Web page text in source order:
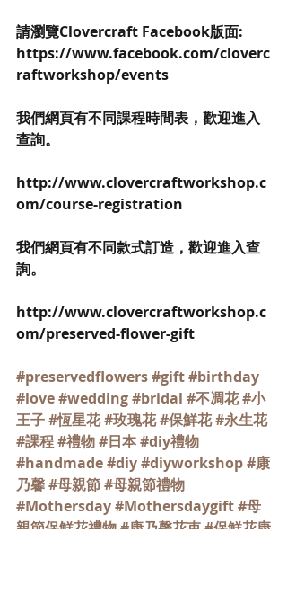
請瀏覽Clovercraft Facebook版面:
https://www.facebook.com/cloverc
raftworkshop/events
我們網頁有不同課程時間表，歡迎進入
查詢。
http://www.clovercraftworkshop.c
om/course-registration
我們網頁有不同款式訂造，歡迎進入查
詢。
http://www.clovercraftworkshop.c
om/preserved-flower-gift
#preservedflowers#gift#birthday
#love#wedding#bridal #不凋花#小
王子#恆星花#玫瑰花#保鮮花#永生花
#課程#禮物#日本#diy禮物
#handmade#diy#diyworkshop#康
乃馨#母親節#母親節禮物
#Mothersday#Mothersdaygift#母
親節保鮮花禮物#康乃馨花束#保鮮花康